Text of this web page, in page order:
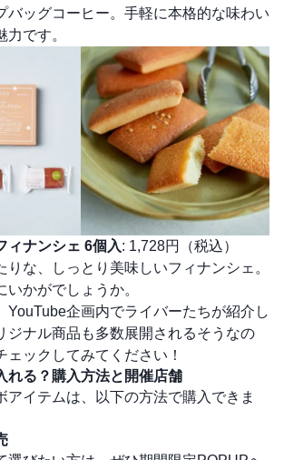
バッグコーヒー。手軽に本格的な味わい
力です。
ィナンシェ 6個入: 1,728円（税込）
りな、しっとり美味しいフィナンシェ。
いかがでしょうか。
YouTube企画内でライバーたちが紹介し
ジナル商品も多数展開されるそうなの
ェックしてみてください！
れる？購入方法と開催店舗
アイテムは、以下の方法で購入できま